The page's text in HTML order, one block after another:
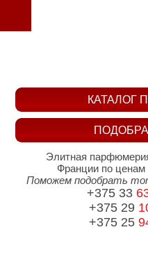
КАТАЛОГ
Элитная
Франции по ценам
Поможем подобрать
+375 33
+375 29
+375 25